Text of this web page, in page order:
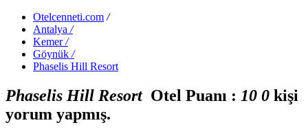
Otelcenneti.com /
Antalya /
Kemer /
Göynük /
Phaselis Hill Resort
Phaselis Hill ResortOtel Puanı : 10 0 kişi
yorum yapmış.